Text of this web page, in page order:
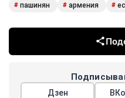
# пашинян # армения # ес
Дзен